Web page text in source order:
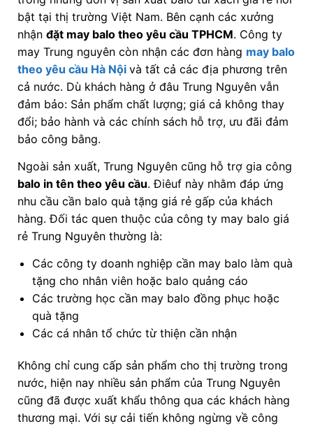
bật tại thị trường Việt Nam. Bên cạnh các xưởng
nhận đặt may balo theo yêu cầu TPHCM. Công ty
may Trung nguyên còn nhận các đơn hàng may balo
theo yêu cầu Hà Nội và tất cả các địa phương trên
cả nước. Dù khách hàng ở đâu Trung Nguyên vẫn
đảm bảo: Sản phẩm chất lượng; giá cả không thay
đổi; bảo hành và các chính sách hỗ trợ, ưu đãi đảm
bảo công bằng.
Ngoài sản xuất, Trung Nguyên cũng hỗ trợ gia công
balo in tên theo yêu cầu. Điêuf này nhằm đáp ứng
nhu cầu cần balo quà tặng giá rẻ gấp của khách
hàng. Đối tác quen thuộc của công ty may balo giá
rẻ Trung Nguyên thường là:
Các công ty doanh nghiệp cần may balo làm quà
tặng cho nhân viên hoặc balo quảng cáo
Các trường học cần may balo đồng phục hoặc
quà tặng
Các cá nhân tổ chức từ thiện cần nhận
Không chỉ cung cấp sản phẩm cho thị trường trong
nước, hiện nay nhiều sản phẩm của Trung Nguyên
cũng đã được xuất khẩu thông qua các khách hàng
thương mại. Với sự cải tiến không ngừng về công